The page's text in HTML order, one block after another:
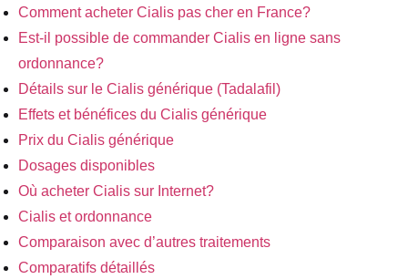
Comment acheter Cialis pas cher en France?
Est-il possible de commander Cialis en ligne sans
ordonnance?
Détails sur le Cialis générique (Tadalafil)
Effets et bénéfices du Cialis générique
Prix du Cialis générique
Dosages disponibles
Où acheter Cialis sur Internet?
Cialis et ordonnance
Comparaison avec d’autres traitements
Comparatifs détaillés